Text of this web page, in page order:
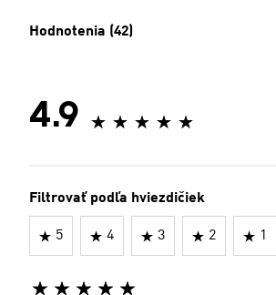
Hodnotenia (42)
4.9
Filtrovať podľa hviezdičiek
5 4 3 2 1